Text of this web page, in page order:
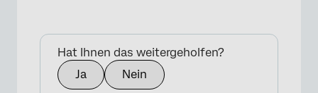
Hat Ihnen das weitergeholfen?
Ja
Nein